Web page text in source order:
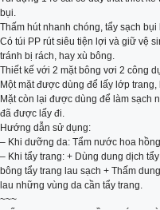
bụi.
Thấm hút nhanh chóng, tẩy sạch
Có túi PP rút siêu tiện lợi và giữ vệ
tránh bị rách, hay xù bông.
Thiết kế với 2 mặt bông vơi 2 công
Một mặt được dùng để lấy lớp
Mặt còn lại được dùng để làm sạch
đã được lấy đi.
Hướng dẫn sử dụng:
– Khi dưỡng da: Tẩm nước hoa
– Khi tẩy trang: + Dùng dung dịch
bông tẩy trang lau sạch + Thấm
lau những vùng da cần tẩy trang.
~~~